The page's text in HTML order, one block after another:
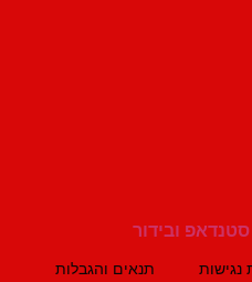
תנאים והגבלות